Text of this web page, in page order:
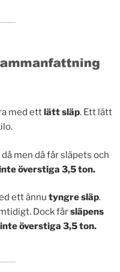
med ettlätt släp. Ett lätt
men då får släpets och
överstiga 3,5 ton.
ett ännu tyngre släp.
Dock fårsläpens
överstiga 3,5 ton.